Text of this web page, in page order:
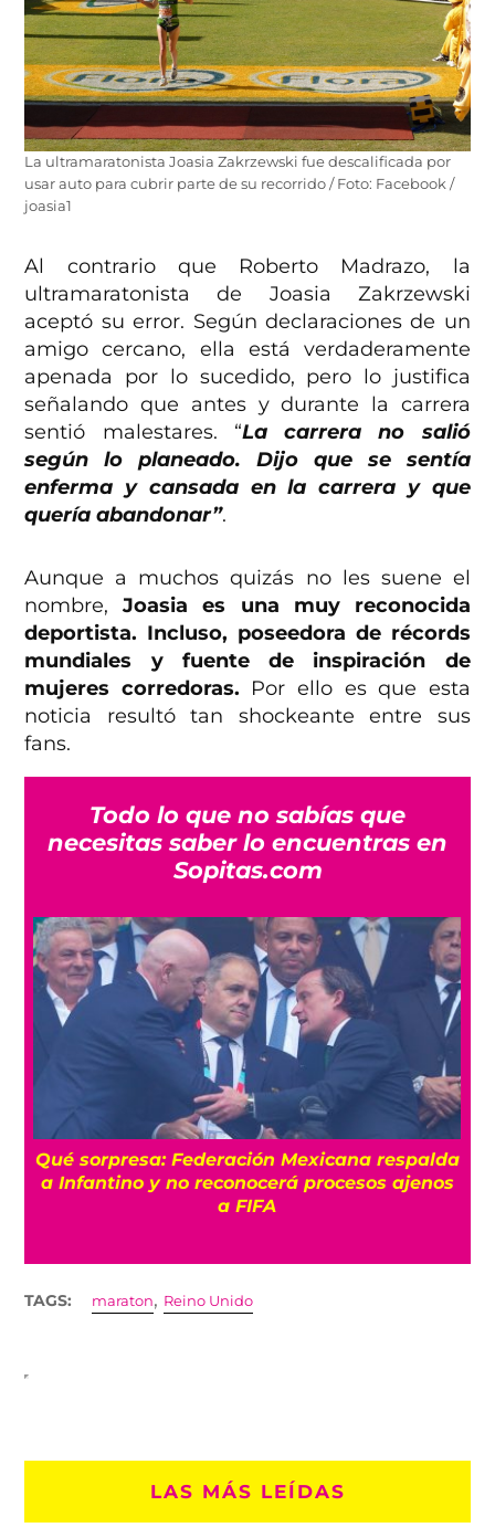
La ultramaratonista Joasia Zakrzewski fue descalificada por
usar auto para cubrir parte de su recorrido / Foto: Facebook /
joasia1
Al contrario que Roberto Madrazo, la
ultramaratonista de Joasia Zakrzewski
aceptó su error. Según declaraciones de un
amigo cercano, ella está verdaderamente
apenada por lo sucedido, pero lo justifica
señalando que antes y durante la carrera
sentió malestares. “La carrera no salió
según lo planeado. Dijo que se sentía
enferma y cansada en la carrera y que
quería abandonar”.
Aunque a muchos quizás no les suene el
nombre,Joasia es una muy reconocida
deportista. Incluso, poseedora de récords
mundiales y fuente de inspiración de
mujeres corredoras. Por ello es que esta
noticia resultó tan shockeante entre sus
fans.
Todo lo que no sabías que
necesitas saber lo encuentras en
Sopitas.com
Qué sorpresa: Federación Mexicana respalda
a Infantino y no reconocerá procesos ajenos
a FIFA
TAGS: maraton, Reino Unido
LAS MÁS LEÍDAS